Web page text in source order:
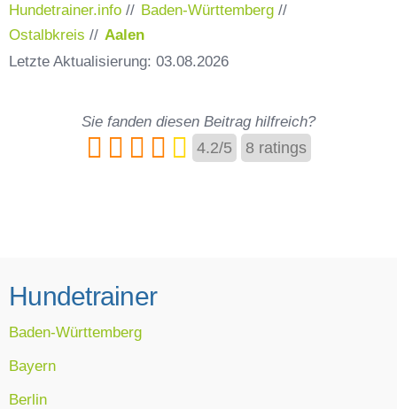
Hundetrainer.info // Baden-Württemberg //
Ostalbkreis // Aalen
Letzte Aktualisierung: 03.08.2026
Sie fanden diesen Beitrag hilfreich?
4.2/5 8 ratings
Hundetrainer
Baden-Württemberg
Bayern
Berlin